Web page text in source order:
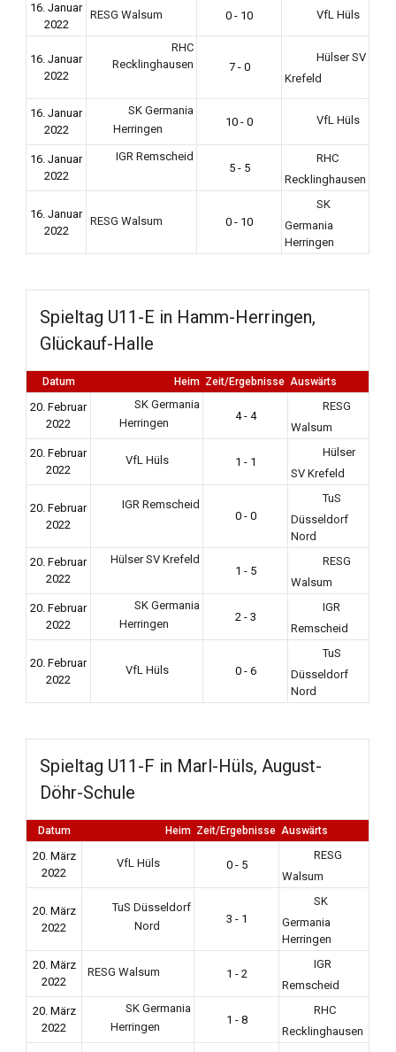
16. Januar
2022
RESG Walsum 0 - 10 VfL Hüls
16. Januar
2022
RHC
Recklinghausen
7 - 0
Hülser SV
Krefeld
16. Januar
2022
SK Germania
Herringen
10 - 0 VfL Hüls
16. Januar
2022
IGR Remscheid
5 - 5
RHC
Recklinghausen
16. Januar
2022
RESG Walsum 0 - 10
SK
Germania
Herringen
Spieltag U11-E in Hamm-Herringen,
Glückauf-Halle
Datum Heim Zeit/Ergebnisse Auswärts
20. Februar
2022
SK Germania
Herringen
4 - 4
RESG
Walsum
20. Februar
2022
VfL Hüls 1 - 1
Hülser
SV Krefeld
20. Februar
2022
IGR Remscheid
0 - 0
TuS
Düsseldorf
Nord
20. Februar
2022
Hülser SV Krefeld
1 - 5
RESG
Walsum
20. Februar
2022
SK Germania
Herringen
2 - 3
IGR
Remscheid
20. Februar
2022
VfL Hüls 0 - 6
TuS
Düsseldorf
Nord
Spieltag U11-F in Marl-Hüls, August-
Döhr-Schule
Datum Heim Zeit/Ergebnisse Auswärts
20. März
2022
VfL Hüls 0 - 5
RESG
Walsum
20. März
2022
TuS Düsseldorf
Nord
3 - 1
SK
Germania
Herringen
20. März
2022
RESG Walsum 1 - 2
IGR
Remscheid
20. März
2022
SK Germania
Herringen
1 - 8
RHC
Recklinghausen